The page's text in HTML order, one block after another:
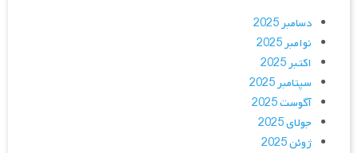
دسامبر 2025
نوامبر 2025
اکتبر 2025
سپتامبر 2025
آگوست 2025
جولای 2025
ژوئن 2025